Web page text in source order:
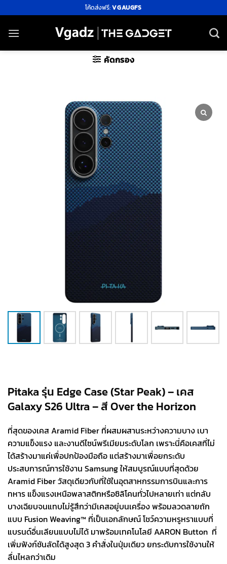
ไป
ยัง
โค้ดส่งฟรี:VGAUGFS
คัดกรอง
Pitaka รุ่น Edge Case (Star Peak) – เคส
Galaxy S26 Ultra – สี Over the Horizon
ที่สุดของเคส Aramid Fiber ที่ผสมผสานระหว่างความบาง เบา
ความแข็งแรง และงานดีไซน์พรีเมียมระดับโลก เพราะนี่คือเคสที่ไม่
ได้สร้างมาแค่เพื่อปกป้องมือถือ แต่สร้างมาเพื่อยกระดับ
ประสบการณ์การใช้งาน Samsung ให้สมบูรณ์แบบที่สุดด้วย
Aramid Fiber วัสดุเดียวกับที่ใช้ในอุตสาหกรรมการบินและการ
ทหาร แข็งแรงเหนือพลาสติกหรือซิลิโคนทั่วไปหลายเท่า แต่กลับ
บางเฉียบจนแทบไม่รู้สึกว่ามีเคสอยู่บนเครื่อง พร้อมลวดลายถัก
แบบ Fusion Weaving™ ที่เป็นเอกลักษณ์ โชว์ความหรูหราแบบที่
แบรนด์อื่นเลียนแบบไม่ได้ มาพร้อมเทคโนโลยี AARON Button ที่
เพิ่มฟังก์ชันลัดได้สูงสุด 3 คำสั่งในปุ่มเดียว ยกระดับการใช้งานให้
ลื่นไหลกว่าเดิม